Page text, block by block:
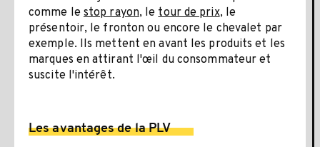
comme le stop rayon, le tour de prix, le
présentoir, le fronton ou encore le chevalet par
exemple. Ils mettent en avant les produits et les
marques en attirant l'œil du consommateur et
suscite l'intérêt.
Les avantages de la PLV